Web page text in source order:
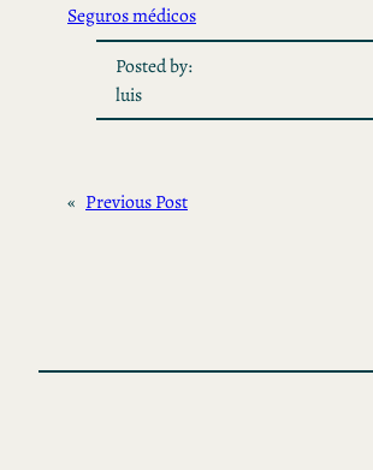
Seguros médicos
Posted by:
luis
« Previous Post